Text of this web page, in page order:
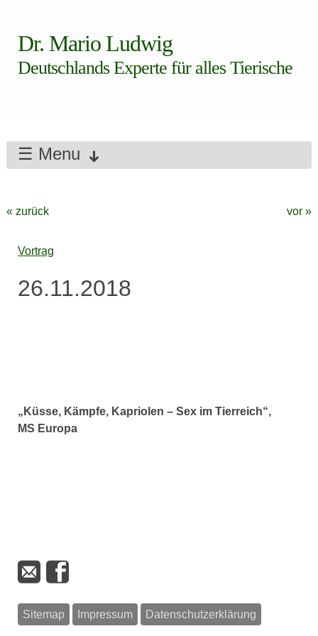
Dr. Mario Ludwig
Deutschlands Experte für alles Tierische
☰ Menu
« zurück vor »
Vortrag
26.11.2018
„Küsse, Kämpfe, Kapriolen – Sex im Tierreich“,
MS Europa
Sitemap Impressum Datenschutzerklärung